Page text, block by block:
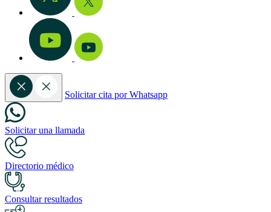
Solicitar cita por Whatsapp
Solicitar una llamada
Directorio médico
Consultar resultados